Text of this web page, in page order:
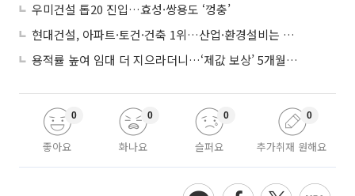
우미건설 톱20 진입…효성·쌍용도 ‘껑충’
현대건설, 아파트·토건·건축 1위…산업·환경설비는 삼성E&A
용적률 높여 임대 더 지으라더니…‘제값 보상’ 5개월째 국회에 발목
좋아요
0
화나요
0
슬퍼요
0
추가취재 원해요
0